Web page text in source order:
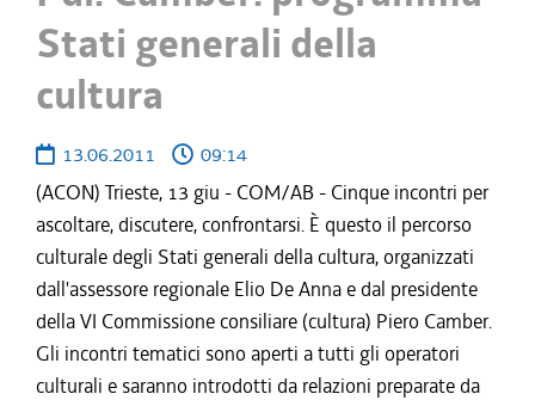
Stati generali della
cultura
13.06.2011
09:14
(ACON) Trieste, 13 giu - COM/AB - Cinque incontri per
ascoltare, discutere, confrontarsi. È questo il percorso
culturale degli Stati generali della cultura, organizzati
dall'assessore regionale Elio De Anna e dal presidente
della VI Commissione consiliare (cultura) Piero Camber.
Gli incontri tematici sono aperti a tutti gli operatori
culturali e saranno introdotti da relazioni preparate da